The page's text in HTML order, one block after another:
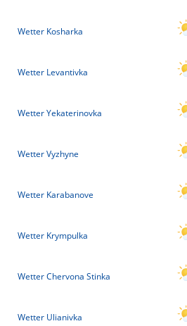
Wetter Kosharka
Wetter Levantivka
Wetter Yekaterinovka
Wetter Vyzhyne
Wetter Karabanove
Wetter Krympulka
Wetter Chervona Stinka
Wetter Ulianivka